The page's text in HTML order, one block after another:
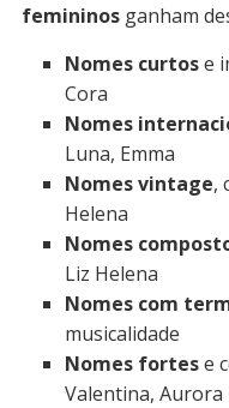
femininosganham
Nomes curtose
Cora
Nomes
Luna, Emma
Nomes vintage,
Helena
Nomes
Liz Helena
Nomes com
musicalidade
Nomes fortese
Valentina, Aurora